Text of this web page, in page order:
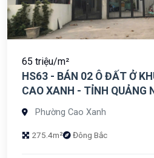
65 triệu/m²
HS63 - BÁN 02 Ô ĐẤT Ở
CAO XANH - TỈNH QUẢNG
Phường Cao Xanh
275.4m² Đông Bắc